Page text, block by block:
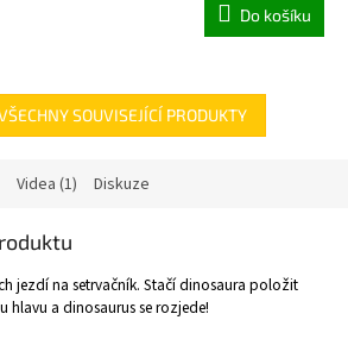
Do košíku
SOUVISEJÍCÍ PRODUKTY
Videa (1) Diskuze
jezdí na setrvačník. Stačí dinosaura položit
hlavu a dinosaurus se rozjede!